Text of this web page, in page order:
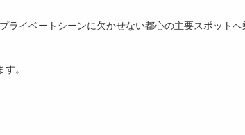
ライベートシーンに欠かせない都心の主要スポット
。